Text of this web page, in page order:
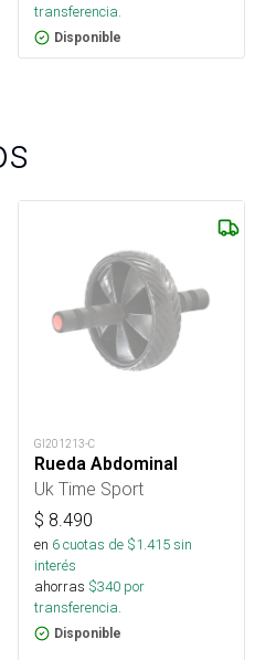
transferencia.
Disponible
GI201213-C
Rueda Abdominal
Uk Time Sport
$ 8.490
en 6cuotas de $1.415sin
interés
ahorras $340 por
transferencia.
Disponible